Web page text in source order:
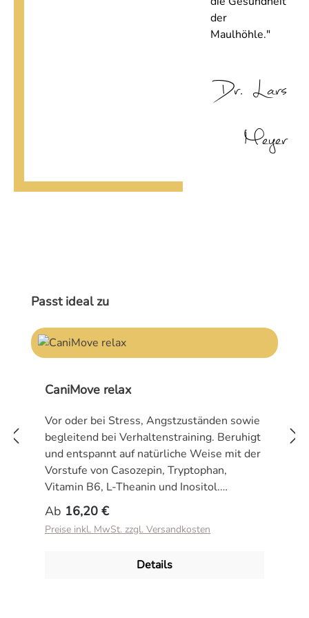
der
Maulhöhle."
Dr. Lars
Meyer
Produktgalerie überspringen
Passt ideal zu
CaniMove relax
Vor oder bei Stress, Angstzuständen sowie
begleitend bei Verhaltenstraining. Beruhigt
und entspannt auf natürliche Weise mit der
Vorstufe von Casozepin, Tryptophan,
Vitamin B6, L-Theanin und Inositol.
CaniMove relax ist ein beruhigendes
Ergänzungsfuttermittel für Hunde und
Katzen. Es hilft mit Unruhe oder Angst
können sich Tiere besser beruhigen und
Regulärer Preis:
Ab 16,20 €
Preise inkl. MwSt. zzgl. Versandkosten
Details